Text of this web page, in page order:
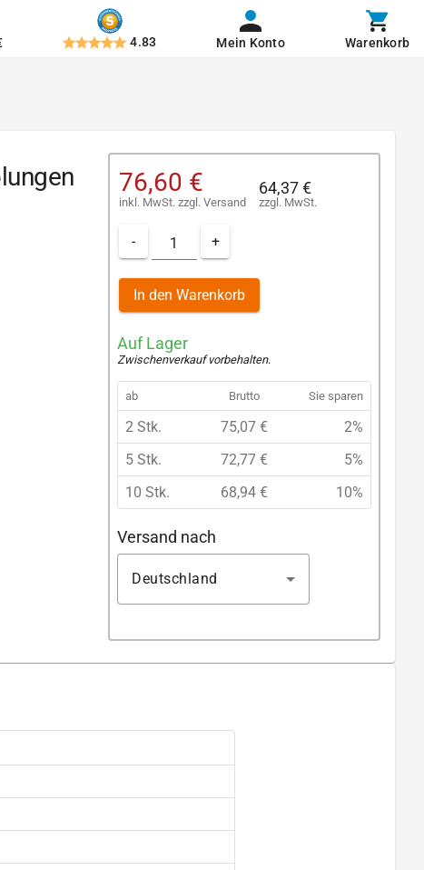
4.83 Mein Konto Warenkorb
76,60 €
inkl. MwSt. zzgl. Versand
64,37 €
zzgl. MwSt.
- +
In den Warenkorb
Auf Lager
Zwischenverkauf vorbehalten.
ab Brutto Sie sparen
2 Stk. 75,07 €
2%
5 Stk.
72,77 €
5%
10 Stk.
68,94 € 10%
Versand nach
Deutschland